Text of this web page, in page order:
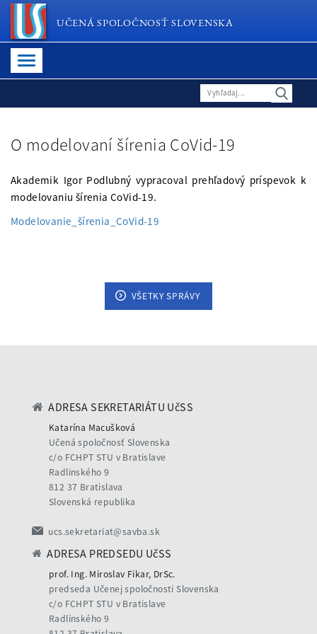
UČENÁ SPOLOČNOSŤ SLOVENSKA
O modelovaní šírenia CoVid-19
Akademik Igor Podlubný vypracoval prehľadový príspevok k
modelovaniu šírenia CoVid-19.
Modelovanie_šírenia_CoVid-19
VŠETKY SPRÁVY
ADRESA SEKRETARIÁTU UčSS
Katarína Macušková
Učená spoločnosť Slovenska
c/o FCHPT STU v Bratislave
Radlinského 9
812 37 Bratislava
Slovenská republika
ucs.sekretariat@savba.sk
ADRESA PREDSEDU UčSS
prof. Ing. Miroslav Fikar, DrSc.
predseda Učenej spoločnosti Slovenska
c/o FCHPT STU v Bratislave
Radlinského 9